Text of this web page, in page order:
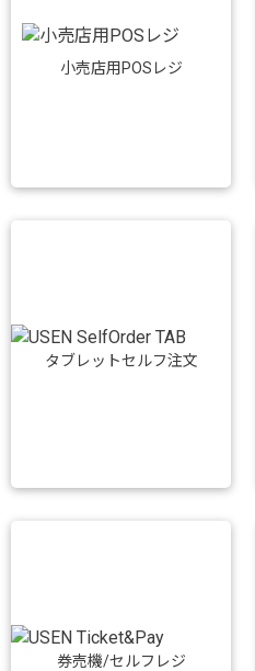
小売店用POSレジ
タブレットセルフ注文
券売機/セルフレジ